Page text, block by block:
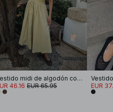
Vestido midi de algodón con mangas cortas y plisados
46.16 EUR 65.95 EUR